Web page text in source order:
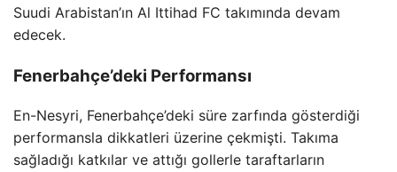
Suudi Arabistan’ın Al Ittihad FC takımında devam
edecek.
Fenerbahçe’deki Performansı
En-Nesyri, Fenerbahçe’deki süre zarfında gösterdiği
performansla dikkatleri üzerine çekmişti. Takıma
sağladığı katkılar ve attığı gollerle taraftarların